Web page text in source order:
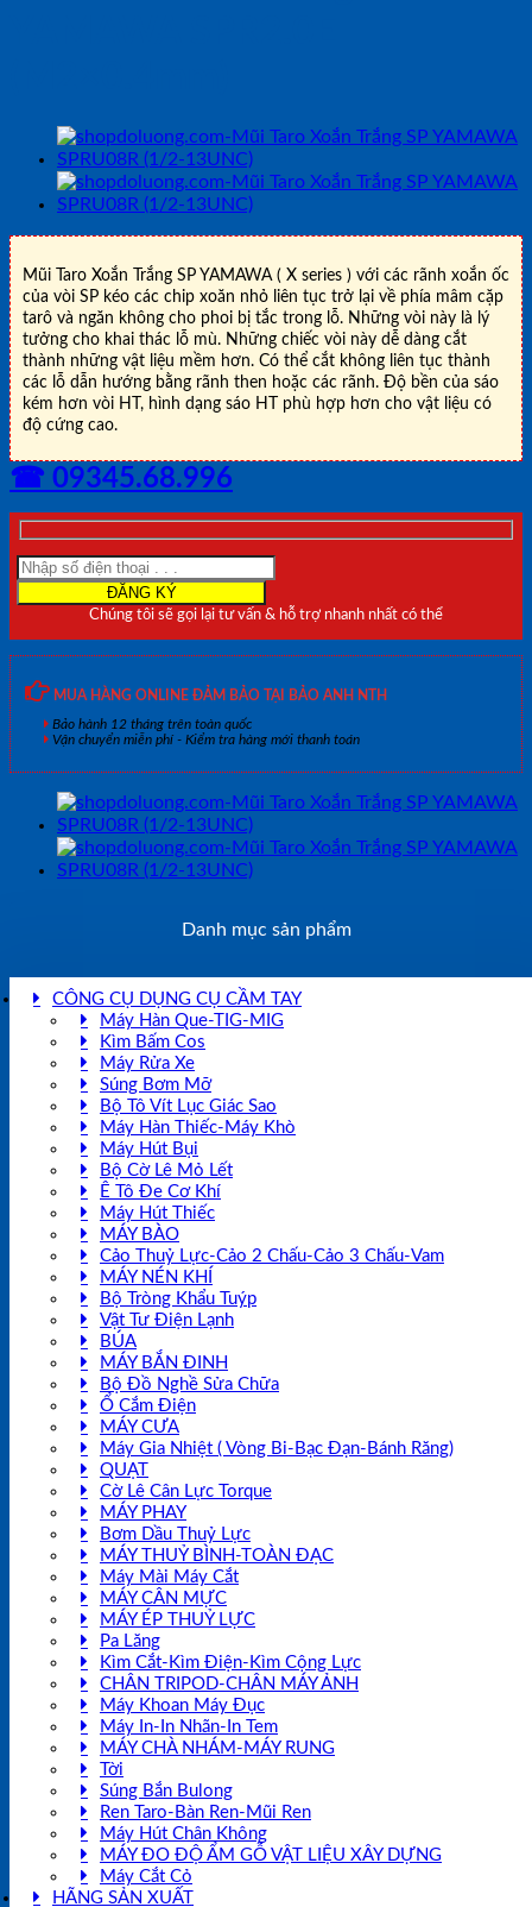
Mũi Taro Xoắn Trắng SP YAMAWA ( X series ) với các rãnh xoắn ốc
của vòi SP kéo các chip xoăn nhỏ liên tục trở lại về phía mâm cặp
tarô và ngăn không cho phoi bị tắc trong lỗ. Những vòi này là lý
tưởng cho khai thác lỗ mù. Những chiếc vòi này dễ dàng cắt
thành những vật liệu mềm hơn. Có thể cắt không liên tục thành
các lỗ dẫn hướng bằng rãnh then hoặc các rãnh. Độ bền của sáo
kém hơn vòi HT, hình dạng sáo HT phù hợp hơn cho vật liệu có
độ cứng cao.
☎ 09345.68.996
Chúng tôi sẽ gọi lại tư vấn & hỗ trợ nhanh nhất có thể
MUA HÀNG ONLINE ĐẢM BẢO TẠI BẢO ANH NTH
Bảo hành 12 tháng trên toàn quốc
Vận chuyển miễn phí - Kiểm tra hàng mới thanh toán
Danh mục sản phẩm
CÔNG CỤ DỤNG CỤ CẦM TAY
Máy Hàn Que-TIG-MIG
Kìm Bấm Cos
Máy Rửa Xe
Súng Bơm Mỡ
Bộ Tô Vít Lục Giác Sao
Máy Hàn Thiếc-Máy Khò
Máy Hút Bụi
Bộ Cờ Lê Mỏ Lết
Ê Tô Đe Cơ Khí
Máy Hút Thiếc
MÁY BÀO
Cảo Thuỷ Lực-Cảo 2 Chấu-Cảo 3 Chấu-Vam
MÁY NÉN KHÍ
Bộ Tròng Khẩu Tuýp
Vật Tư Điện Lạnh
BÚA
MÁY BẮN ĐINH
Bộ Đồ Nghề Sửa Chữa
Ổ Cắm Điện
MÁY CƯA
Máy Gia Nhiệt ( Vòng Bi-Bạc Đạn-Bánh Răng)
QUẠT
Cờ Lê Cân Lực Torque
MÁY PHAY
Bơm Dầu Thuỷ Lực
MÁY THUỶ BÌNH-TOÀN ĐẠC
Máy Mài Máy Cắt
MÁY CÂN MỰC
MÁY ÉP THUỶ LỰC
Pa Lăng
Kìm Cắt-Kìm Điện-Kìm Cộng Lực
CHÂN TRIPOD-CHÂN MÁY ẢNH
Máy Khoan Máy Đục
Máy In-In Nhãn-In Tem
MÁY CHÀ NHÁM-MÁY RUNG
Tời
Súng Bắn Bulong
Ren Taro-Bàn Ren-Mũi Ren
Máy Hút Chân Không
MÁY ĐO ĐỘ ẨM GỖ VẬT LIỆU XÂY DỰNG
Máy Cắt Cỏ
HÃNG SẢN XUẤT